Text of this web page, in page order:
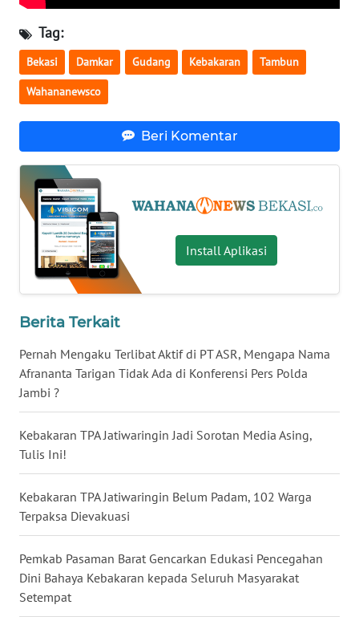
Tag:
Bekasi Damkar Gudang Kebakaran Tambun
Wahananewsco
Beri Komentar
Install Aplikasi
Berita Terkait
Pernah Mengaku Terlibat Aktif di PT ASR, Mengapa Nama
Afrananta Tarigan Tidak Ada di Konferensi Pers Polda
Jambi ?
Kebakaran TPA Jatiwaringin Jadi Sorotan Media Asing,
Tulis Ini!
Kebakaran TPA Jatiwaringin Belum Padam, 102 Warga
Terpaksa Dievakuasi
Pemkab Pasaman Barat Gencarkan Edukasi Pencegahan
Dini Bahaya Kebakaran kepada Seluruh Masyarakat
Setempat
WN
KALTARA
WN
WN
KALTIM
WN
SULSEL
WN
GORONTALO
SULUT
WN
MALUKU
WN
MALUT
WN
WN
TOBA